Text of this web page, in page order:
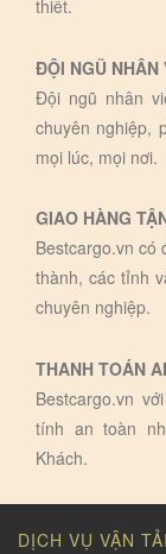
thiết.
ĐỘI NGŨ NHÂN
Đội ngũ nhân
chuyên nghiệp,
mọi lúc, mọi nơi.
GIAO HÀNG
Bestcargo.vn có
thành, các tỉnh
chuyên nghiệp.
THANH TOÁN
Bestcargo.vn
tính an toàn
Khách.
DỊCH VỤ VẬN